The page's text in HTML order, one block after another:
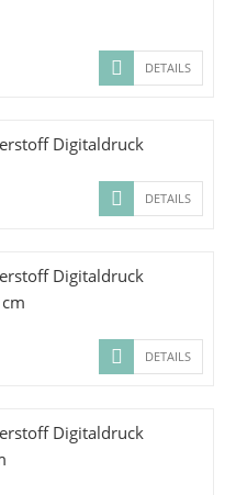
DETAILS
Digitaldruck
DETAILS
Digitaldruck
DETAILS
Digitaldruck